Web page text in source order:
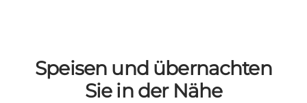
Speisen und übernachten
Sie in der Nähe